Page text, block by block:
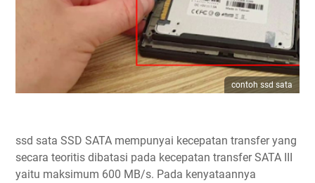
contoh ssd sata
ssd sata SSD SATA mempunyai kecepatan transfer yang
secara teoritis dibatasi pada kecepatan transfer SATA III
yaitu maksimum 600 MB/s. Pada kenyataannya